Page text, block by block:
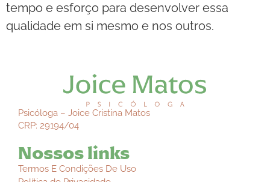
tempo e esforço para desenvolver essa
qualidade em si mesmo e nos outros.
Psicóloga – Joice Cristina Matos
CRP: 29194/04
Nossos links
Termos E Condições De Uso